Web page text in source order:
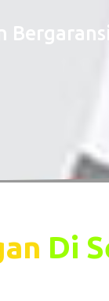
Bergaransi
Di